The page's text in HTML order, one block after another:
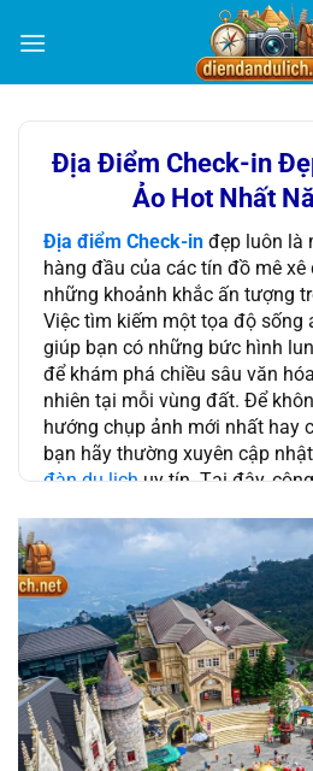
qua
Địa Điểm Check-in
Ảo Hot Nhất
Địa điểm Check-in đẹp luôn là
hàng đầu của các tín đồ mê
những khoảnh khắc ấn tượng
Việc tìm kiếm một tọa độ sống
giúp bạn có những bức hình
để khám phá chiều sâu văn
nhiên tại mỗi vùng đất. Để
hướng chụp ảnh mới nhất hay
bạn hãy thường xuyên cập
đàn du lịchuy tín. Tại đây,
cách phối đồ sao cho phù hợp
thể. Nếu bạn là người yêu thích
núi rừng hay sự cổ kính của
địa điểm du lịch miền Bắcsẽ là
hành trình sắp tới.